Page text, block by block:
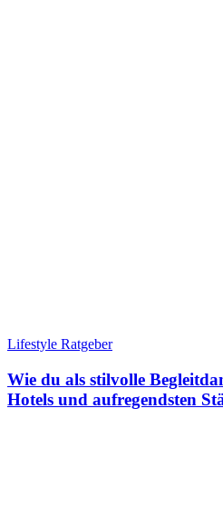
Lifestyle Ratgeber
Wie du als stilvolle
Hotels und aufregendsten